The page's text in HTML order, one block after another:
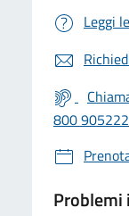
Leggi
800 905222
Problemi